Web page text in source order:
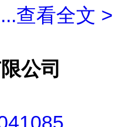
...查看全文 >
公司